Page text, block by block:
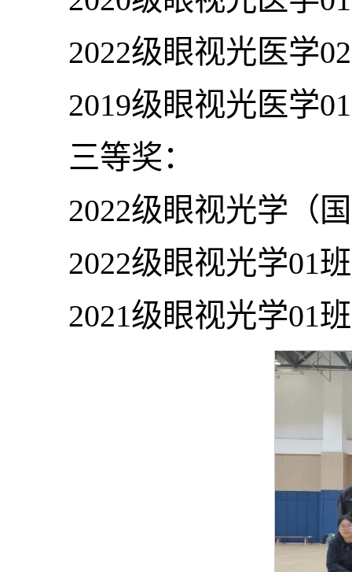
2022级眼视光医学
2019级眼视光医学
三等奖：
2022级眼视光学（
2022级眼视光学01班
2021级眼视光学01班